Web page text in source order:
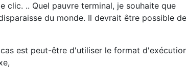
clic. .. Quel pauvre terminal, je souhaite que
du monde. Il devrait être possible
est peut-être d'utiliser le format